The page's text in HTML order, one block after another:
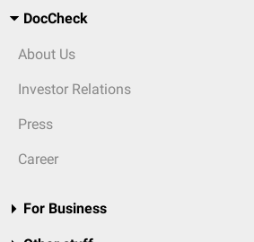
DocCheck
About Us
Investor Relations
Press
Career
For Business